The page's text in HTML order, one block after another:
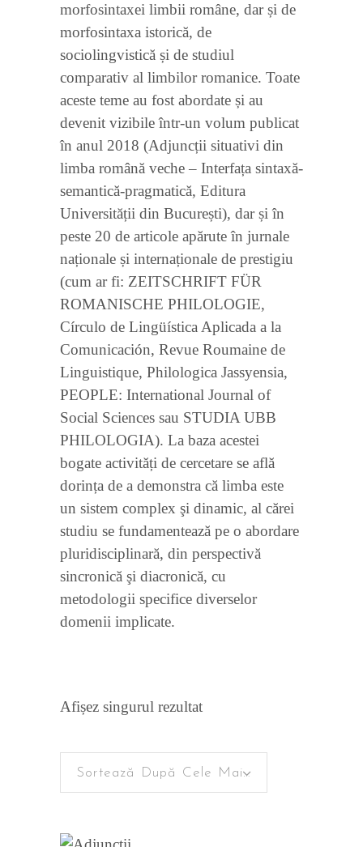
morfosintaxei limbii române, dar și de
morfosintaxa istorică, de
sociolingvistică și de studiul
comparativ al limbilor romanice. Toate
aceste teme au fost abordate și au
devenit vizibile într-un volum publicat
în anul 2018 (Adjuncții situativi din
limba română veche – Interfața sintaxă-
semantică-pragmatică, Editura
Universității din București), dar și în
peste 20 de articole apărute în jurnale
naționale și internaționale de prestigiu
(cum ar fi: ZEITSCHRIFT FÜR
ROMANISCHE PHILOLOGIE,
Círculo de Lingüística Aplicada a la
Comunicación, Revue Roumaine de
Linguistique, Philologica Jassyensia,
PEOPLE: International Journal of
Social Sciences sau STUDIA UBB
PHILOLOGIA). La baza acestei
bogate activități de cercetare se află
dorința de a demonstra că limba este
un sistem complex şi dinamic, al cărei
studiu se fundamentează pe o abordare
pluridisciplinară, din perspectivă
sincronică şi diacronică, cu
metodologii specifice diverselor
domenii implicate.
Afișez singurul rezultat
Sortează După Cele Mai Recente